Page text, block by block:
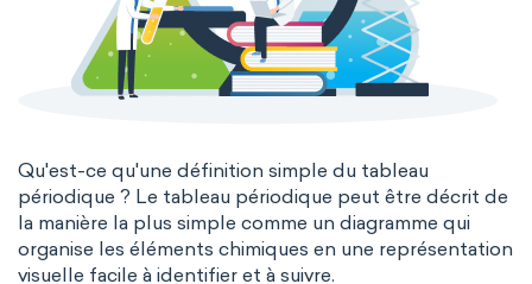
Click chemistry Bioinorganic chemistry
Cluster chemistry Materials chemistry
Astrochemistry Cosmochemistry
Computational chemistry
Qu'est-ce qu'une définition simple du tableau
périodique ? Le tableau périodique peut être décrit de
la manière la plus simple comme un diagramme qui
organise les éléments chimiques en une représentation
visuelle facile à identifier et à suivre.